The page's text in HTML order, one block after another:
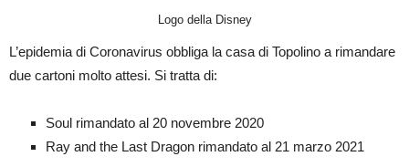
Logo della Disney
L’epidemia di Coronavirus obbliga la casa di Topolino a rimandare
due cartoni molto attesi. Si tratta di:
Soul rimandato al 20 novembre 2020
Ray and the Last Dragon rimandato al 21 marzo 2021